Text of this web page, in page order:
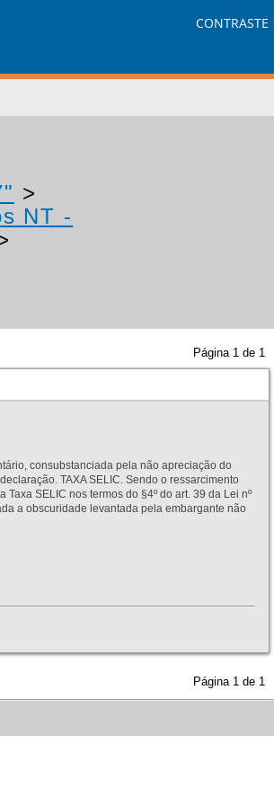
CONTRASTE
>
NT -
Página 1 de 1
consubstanciada pela não apreciação do
TAXA SELIC. Sendo o ressarcimento
SELIC nos termos do §4º do art. 39 da Lei nº
a obscuridade levantada pela embargante não
Página 1 de 1